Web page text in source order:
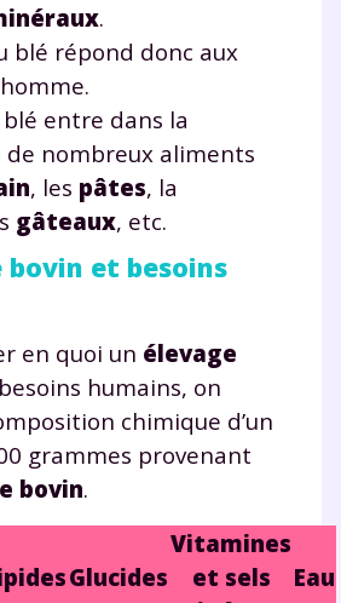
.
blé répond donc aux
entre dans la
nombreux aliments
, les pâtes, la
gâteaux, etc.
bovin et besoins
en quoi un élevage
humains, on
chimique d’un
grammes provenant
bovin.
Glucides
Vitamines
et sels
Eau
GRATUITEMENT
envoyé à cette adresse e-mail. En
vous consentez à ce que vos
soient traitées par SEJER, sous
afin que SEJER puisse vous donner
de vos données personnelles et
vous pouvez consulter
recevoir les actualités et des
de la part de
sera exclusivement utilisée pour
newsletter. Vous pourrez vous
à travers le lien de
dans chaque newsletter. Pour
gestion de vos données